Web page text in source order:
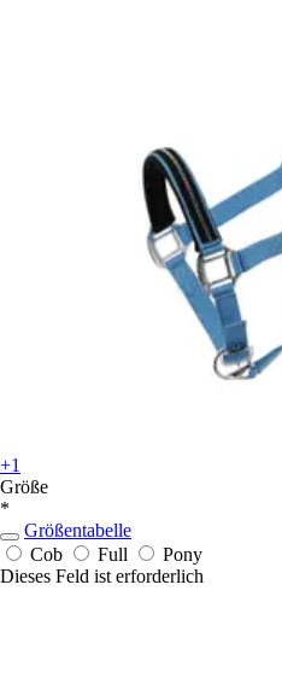
+1
Größe
*
Größentabelle
Cob
Full
Pony
Dieses Feld ist erforderlich